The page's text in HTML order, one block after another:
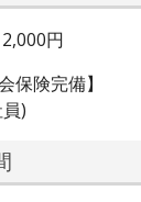
円
保険完備】
)